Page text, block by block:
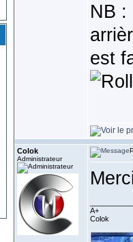
NB :
est
Colok
Administrateur
A+
Colok